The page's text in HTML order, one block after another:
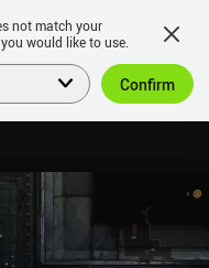
not match your
would like to use.
Confirm